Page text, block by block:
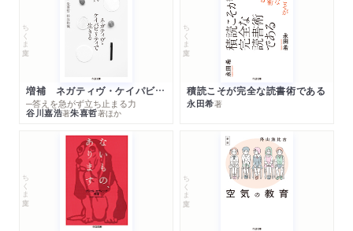
ちくま文庫
増補 ネガティヴ・ケイパビリティで生きる
─答えを急がず立ち止まる力
谷川嘉浩著朱喜哲著ほか
ちくま文庫
積読こそが完全な読書術である
永田希著
ちくま文庫 ちくま文庫